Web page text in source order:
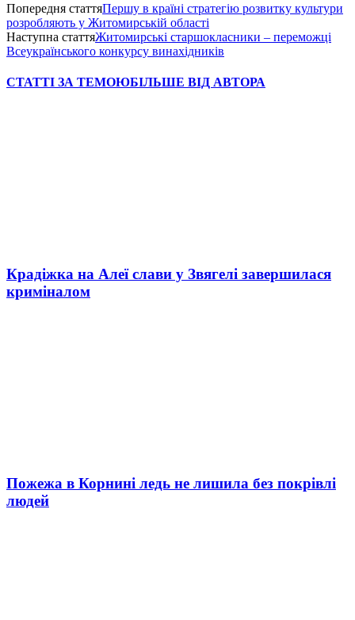
Попередня статтяПершу в країні стратегію розвитку культури
розробляють у Житомирській області
Наступна статтяЖитомирські старшокласники – переможці
Всеукраїнського конкурсу винахідників
СТАТТІ ЗА ТЕМОЮБІЛЬШЕ ВІД АВТОРА
Крадіжка на Алеї слави у Звягелі завершилася
криміналом
Пожежа в Корнині ледь не лишила без покрівлі
людей